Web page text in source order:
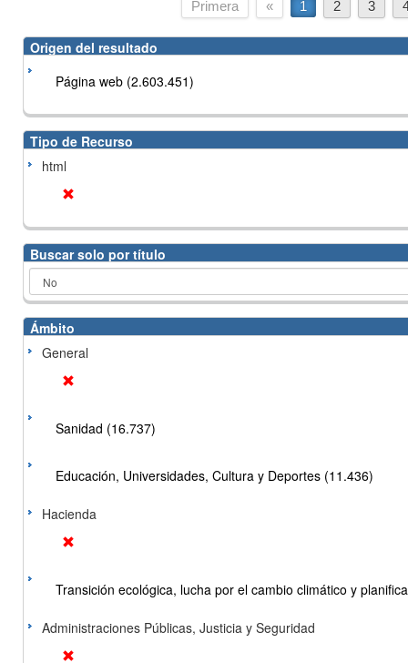
Primera « 1 2 3
Origen del resultado
Página web (2.603.451)
Tipo de Recurso
html
Buscar solo por título
Ámbito
General
Sanidad (16.737)
Educación, Universidades, Cultura y Deportes (11.436)
Hacienda
Transición ecológica, lucha por el cambio climático y
Administraciones Públicas, Justicia y Seguridad